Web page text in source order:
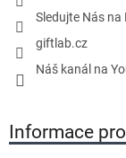
Sledujte Nás na
giftlab.cz
Náš kanál na
Informace